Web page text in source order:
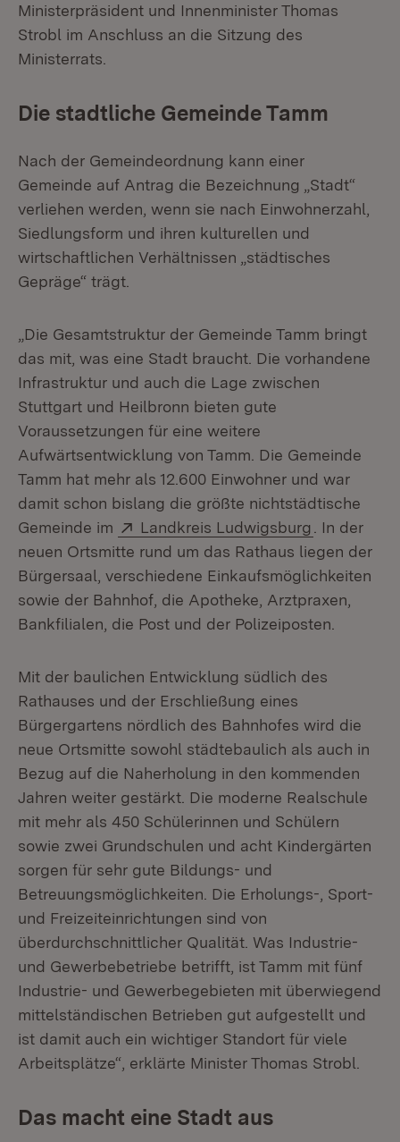
Ministerpräsident und Innenminister Thomas
Strobl im Anschluss an die Sitzung des
Ministerrats.
Die stadtliche Gemeinde Tamm
Nach der Gemeindeordnung kann einer
Gemeinde auf Antrag die Bezeichnung „Stadt“
verliehen werden, wenn sie nach Einwohnerzahl,
Siedlungsform und ihren kulturellen und
wirtschaftlichen Verhältnissen „städtisches
Gepräge“ trägt.
„Die Gesamtstruktur der Gemeinde Tamm bringt
das mit, was eine Stadt braucht. Die vorhandene
Infrastruktur und auch die Lage zwischen
Stuttgart und Heilbronn bieten gute
Voraussetzungen für eine weitere
Aufwärtsentwicklung von Tamm. Die Gemeinde
Tamm hat mehr als 12.600 Einwohner und war
damit schon bislang die größte nichtstädtische
Gemeinde im
Extern:
Landkreis Ludwigsburg (Öffnet in
. In der
neuen Ortsmitte rund um das Rathaus liegen der
Bürgersaal, verschiedene Einkaufsmöglichkeiten
sowie der Bahnhof, die Apotheke, Arztpraxen,
Bankfilialen, die Post und der Polizeiposten.
Mit der baulichen Entwicklung südlich des
Rathauses und der Erschließung eines
Bürgergartens nördlich des Bahnhofes wird die
neue Ortsmitte sowohl städtebaulich als auch in
Bezug auf die Naherholung in den kommenden
Jahren weiter gestärkt. Die moderne Realschule
mit mehr als 450 Schülerinnen und Schülern
sowie zwei Grundschulen und acht Kindergärten
sorgen für sehr gute Bildungs- und
Betreuungsmöglichkeiten. Die Erholungs-, Sport-
und Freizeiteinrichtungen sind von
überdurchschnittlicher Qualität. Was Industrie-
und Gewerbebetriebe betrifft, ist Tamm mit fünf
Industrie- und Gewerbegebieten mit überwiegend
mittelständischen Betrieben gut aufgestellt und
ist damit auch ein wichtiger Standort für viele
Arbeitsplätze“, erklärte Minister Thomas Strobl.
Das macht eine Stadt aus